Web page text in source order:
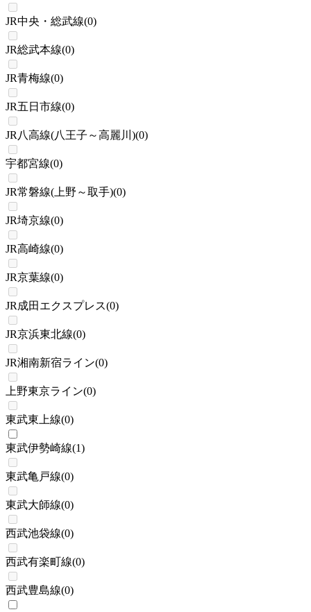
JR中央・総武線(0)
JR総武本線(0)
JR青梅線(0)
JR五日市線(0)
JR八高線(八王子～高麗川)(0)
宇都宮線(0)
JR常磐線(上野～取手)(0)
JR埼京線(0)
JR高崎線(0)
JR京葉線(0)
JR成田エクスプレス(0)
JR京浜東北線(0)
JR湘南新宿ライン(0)
上野東京ライン(0)
東武東上線(0)
東武伊勢崎線(1)
東武亀戸線(0)
東武大師線(0)
西武池袋線(0)
西武有楽町線(0)
西武豊島線(0)